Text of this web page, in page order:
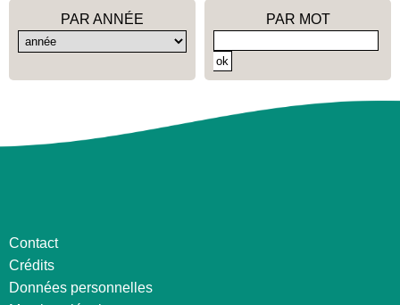
PAR ANNÉE PAR MOT
Contact
Crédits
Données personnelles